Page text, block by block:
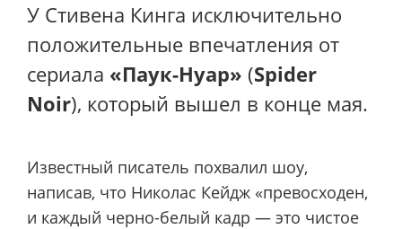
У Стивена Кинга исключительно
положительные впечатления от
сериала «Паук-Нуар» (Spider
Noir), который вышел в конце мая.
Известный писатель похвалил шоу,
написав, что Николас Кейдж «превосходен,
и каждый черно-белый кадр — это чистое